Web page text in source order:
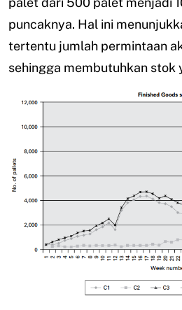
puncaknya. Hal ini
tertentu jumlah permintaan
sehingga membutuhkan stok